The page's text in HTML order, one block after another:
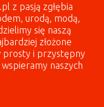
z pasją zgłębia
urodą, modą,
się naszą
złożone
prosty i przystępny
naszych